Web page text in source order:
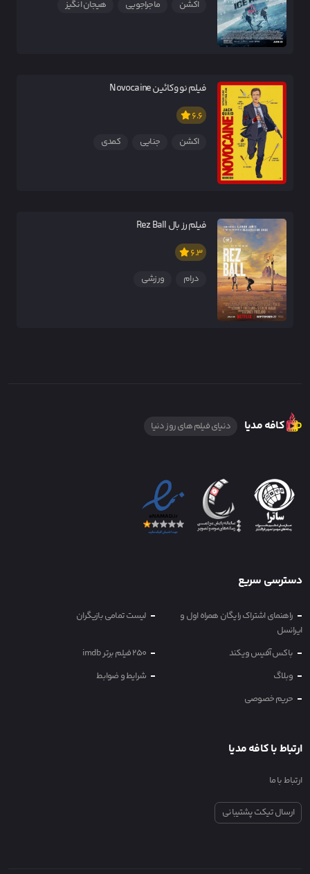
اکشن
ماجراجویی هیجان انگیز
فیلم نووکائین Novocaine
6.6
اکشن
جنایی کمدی
فیلم رز بال Rez Ball
6.3
درام
ورزشی
کافه مدیا دنیای فیلم های روز دنیا
دسترسی سریع
راهنمای اشتراک رایگان همراه اول و
ایرانسل
لیست تمامی بازیگران
باکس آفیس ویکند
250 فیلم برتر imdb
وبلاگ
شرایط و ضوابط
حریم خصوصی
ارتباط با کافه مدیا
ارتباط با ما
ارسال تیکت پشتیبانی